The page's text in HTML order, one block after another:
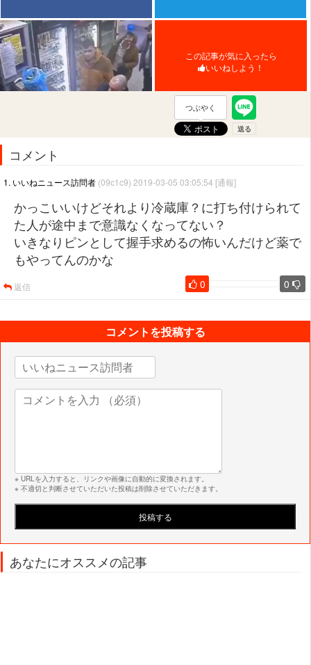
この記事が気に入ったら
いいねしよう！
つぶやく
コメント
1. いいねニュース訪問者 (09c1c9) 2019-03-05 03:05:54 [通報]
かっこいいけどそれより冷蔵庫？に打ち付けられて
た人が途中まで意識なくなってない？
いきなりピンとして握手求めるの怖いんだけど薬で
もやってんのかな
0 0
返信
コメントを投稿する
※ URLを入力すると、リンクや画像に自動的に変換されます。
※ 不適切と判断させていただいた投稿は削除させていただきます。
あなたにオススメの記事